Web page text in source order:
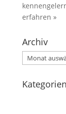
erfahren »
Archiv
Archiv
Kategorien